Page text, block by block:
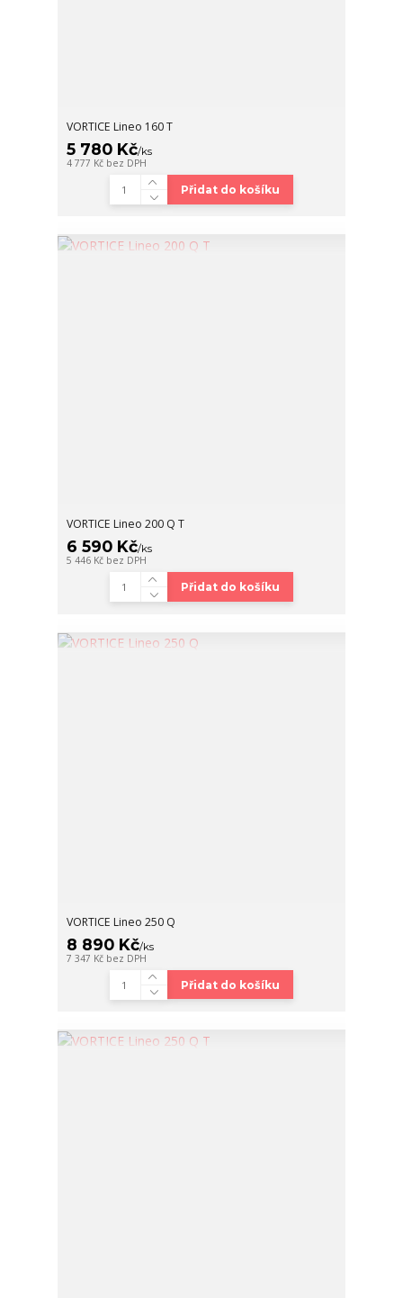
VORTICE Lineo 160 T
5 780 Kč/ks
4 777 Kč bez DPH
Přidat do košíku
VORTICE Lineo 200 Q T
6 590 Kč/ks
5 446 Kč bez DPH
Přidat do košíku
VORTICE Lineo 250 Q
8 890 Kč/ks
7 347 Kč bez DPH
Přidat do košíku